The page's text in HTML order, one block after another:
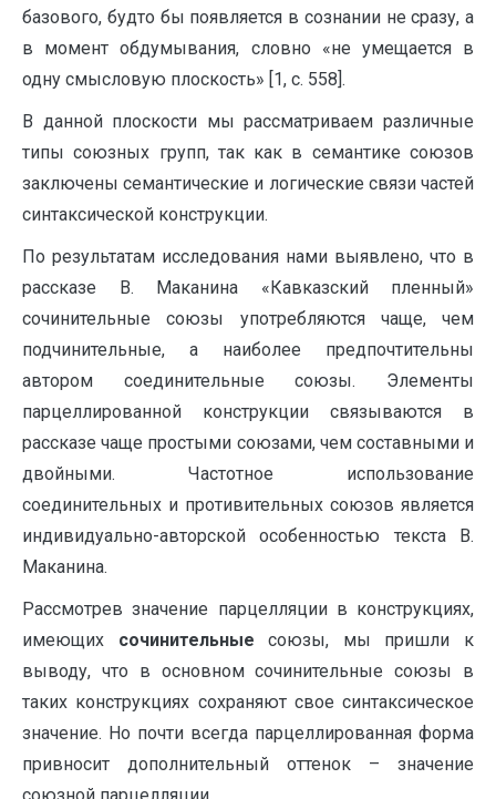
базового, будто бы появляется в сознании не сразу, а
в момент обдумывания, словно «не умещается в
одну смысловую плоскость» [1, с. 558].
В данной плоскости мы рассматриваем различные
типы союзных групп, так как в семантике союзов
заключены семантические и логические связи частей
синтаксической конструкции.
По результатам исследования нами выявлено, что в
рассказе В. Маканина «Кавказский пленный»
сочинительные союзы употребляются чаще, чем
подчинительные, а наиболее предпочтительны
автором соединительные союзы. Элементы
парцеллированной конструкции связываются в
рассказе чаще простыми союзами, чем составными и
двойными. Частотное использование
соединительных и противительных союзов является
индивидуально-авторской особенностью текста В.
Маканина.
Рассмотрев значение парцелляции в конструкциях,
имеющих сочинительные союзы, мы пришли к
выводу, что в основном сочинительные союзы в
таких конструкциях сохраняют свое синтаксическое
значение. Но почти всегда парцеллированная форма
привносит дополнительный оттенок – значение